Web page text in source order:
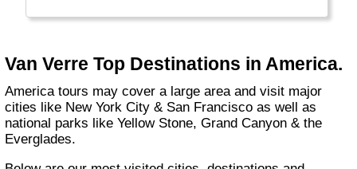
minder toeristische plekjes te ontdekken. Als
toevertrouwt, dan nemen wij dat heel hoog op.
We verzorgen jouw reis tot in de puntjes en
gaan daarin graag een stapje verder, zodat jij
zorgeloos op reis kunt. Wil je gaan en staan,
waar en wanneer jij dat wilt? Wij stellen jouw
rondreis helemaal naar wens samen. Alles is
Van Verre Top Destinations in America.
America tours may cover a large area and visit major
cities like New York City & San Francisco as well as
national parks like Yellow Stone, Grand Canyon & the
Everglades.